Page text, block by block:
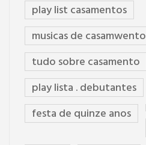
play list casamentos
musicas de casamwento
tudo sobre casamento
play lista . debutantes
festa de quinze anos